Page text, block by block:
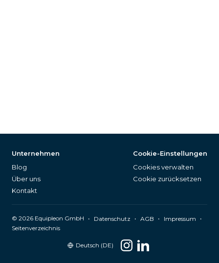
Unternehmen
Blog
Über uns
Kontakt
Cookie-Einstellungen
Cookies verwalten
Cookie zurücksetzen
© 2026 Equipleon GmbH • Datenschutz • AGB • Impressum
•
Seitenverzeichnis
Deutsch (DE)